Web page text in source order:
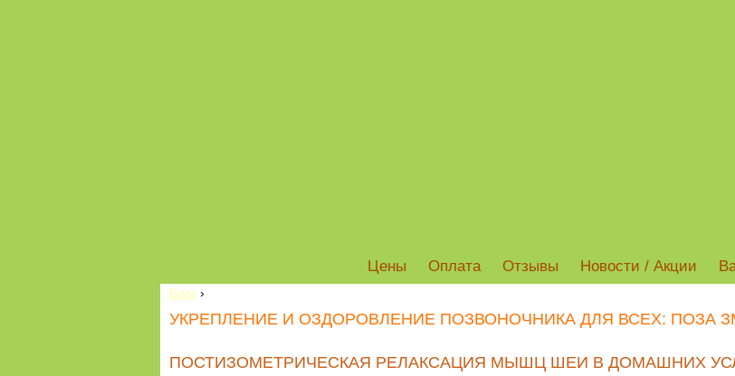
Цены Оплата Отзывы Новости / Акции
Блог ›
УКРЕПЛЕНИЕ И ОЗДОРОВЛЕНИЕ ПОЗВОНОЧНИКА ДЛЯ ВСЕХ: ПОЗА
ПОСТИЗОМЕТРИЧЕСКАЯ РЕЛАКСАЦИЯ МЫШЦ ШЕИ В ДОМАШНИХ